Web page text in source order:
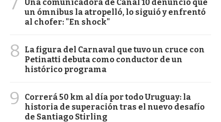
Una comunicadora de Canal 10 denunció que
un ómnibus la atropelló, lo siguió y enfrentó
al chofer: "En shock"
8
La figura del Carnaval que tuvo un cruce con
Petinatti debuta como conductor de un
histórico programa
9
Correrá 50 km al día por todo Uruguay: la
historia de superación tras el nuevo desafío
de Santiago Stirling